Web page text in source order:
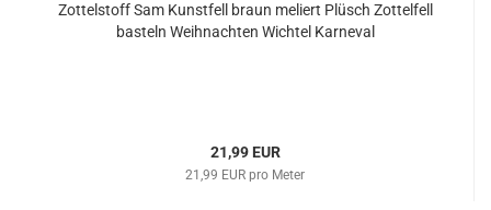
Zottelstoff Sam Kunstfell braun meliert Plüsch Zottelfell
basteln Weihnachten Wichtel Karneval
21,99 EUR
21,99 EUR pro Meter